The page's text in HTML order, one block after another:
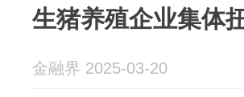
生猪养殖企业集体
金融界 2025-03-20